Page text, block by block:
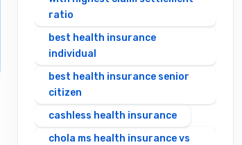
ratio
best health insurance
individual
best health insurance senior
citizen
cashless health insurance
chola ms health insurance vs